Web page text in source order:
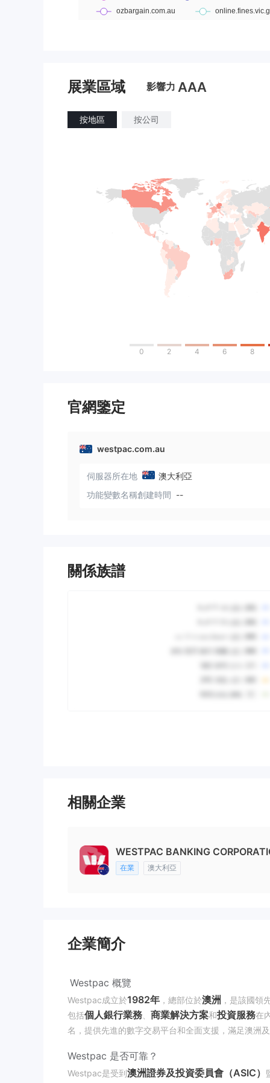
展業區域 影響力 AAA
按地區 按公司
0 2 4 6 8
官網鑒定
westpac.com.au
伺服器所在地
澳大利亞
功能變數名稱創建時間 --
關係族譜
相關企業
WESTPAC BANKING
在業 澳大利亞
企業簡介
Westpac 概覽
Westpac成立於1982年 ，總部位於澳洲 ，是該國領
包括個人銀行業務 商業解決方案和投資服務在
名，提供先進的數字交易平台和全面支援，滿足澳洲
Westpac 是否可靠？
Westpac是受到澳洲證券及投資委員會（ASIC）